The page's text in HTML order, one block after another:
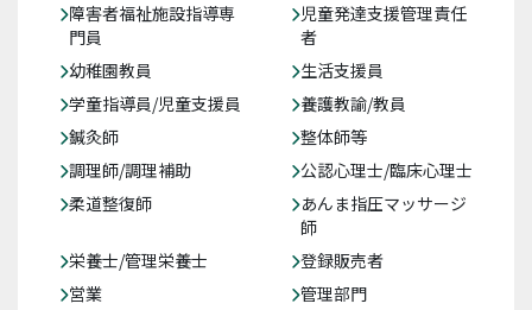
障害者福祉施設指導専
門員
児童発達支援管理責任
者
幼稚園教員
生活支援員
学童指導員/児童支援員
養護教諭/教員
鍼灸師
整体師等
調理師/調理補助
公認心理士/臨床心理士
柔道整復師
あんま指圧マッサージ
師
栄養士/管理栄養士
登録販売者
営業
管理部門